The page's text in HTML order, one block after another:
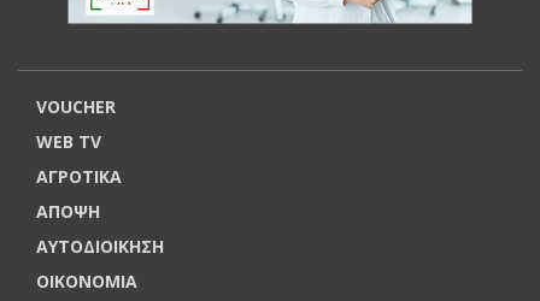
VOUCHER
WEB TV
ΑΓΡΟΤΙΚΑ
ΑΠΟΨΗ
ΑΥΤΟΔΙΟΙΚΗΣΗ
ΟΙΚΟΝΟΜΙΑ